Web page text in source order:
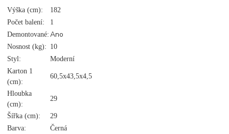
Výška (cm):
182
Počet balení:
1
Demontované: Ano
Nosnost (kg): 10
Styl:
Moderní
Karton 1
(cm):
60,5x43,5x4,5
Hloubka
(cm):
29
Šířka (cm):
29
Barva:
Černá